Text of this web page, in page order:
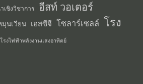
เชิงวิชาการ อีสท์ วอเตอร์
มุนเวียน เอสซีจี โซลาร์เซลล์ โรง
โรงไฟฟ้าพลังงานแสงอาทิตย์